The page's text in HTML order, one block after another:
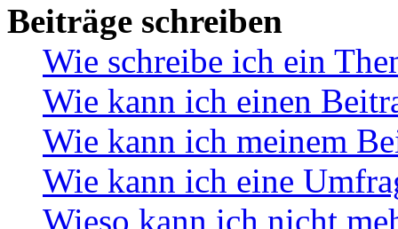
Beiträge schreiben
Wie schreibe ich ein
Wie kann ich einen
Wie kann ich meinem
Wie kann ich eine
Wieso kann ich nicht